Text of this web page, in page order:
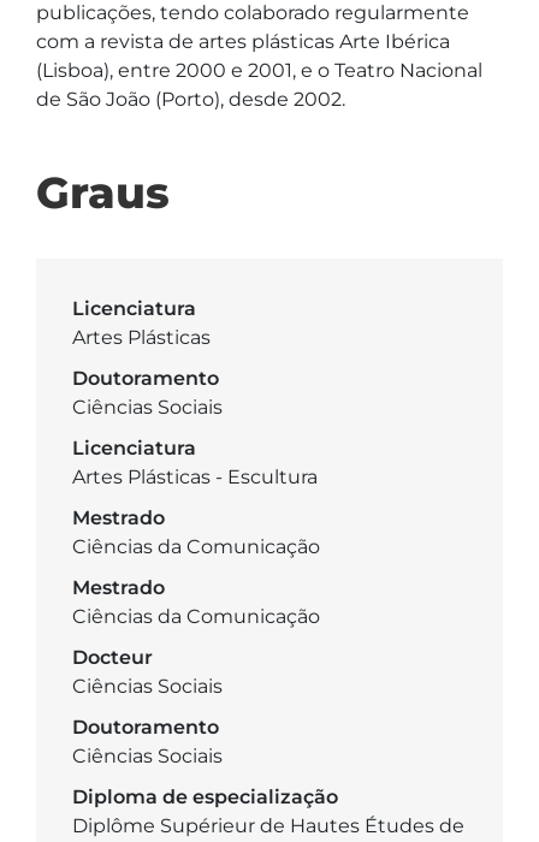
publicações, tendo colaborado regularmente
com a revista de artes plásticas Arte Ibérica
(Lisboa), entre 2000 e 2001, e o Teatro Nacional
de São João (Porto), desde 2002.
Graus
Licenciatura
Artes Plásticas
Doutoramento
Ciências Sociais
Licenciatura
Artes Plásticas - Escultura
Mestrado
Ciências da Comunicação
Mestrado
Ciências da Comunicação
Docteur
Ciências Sociais
Doutoramento
Ciências Sociais
Diploma de especialização
Diplôme Supérieur de Hautes Études de